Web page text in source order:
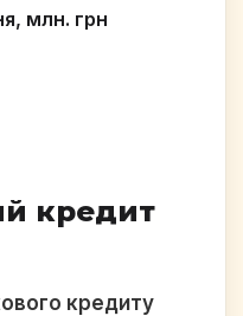
млн. грн
кредит
кредиту